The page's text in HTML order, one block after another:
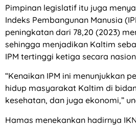
Pimpinan legislatif itu juga
Indeks Pembangunan Manusia
peningkatan dari 78,20 (2023)
sehingga menjadikan Kaltim
IPM tertinggi ketiga secara
“Kenaikan IPM ini menunjukkan
hidup masyarakat Kaltim di
kesehatan, dan juga ekonomi,”
Hamas menekankan hadirnya